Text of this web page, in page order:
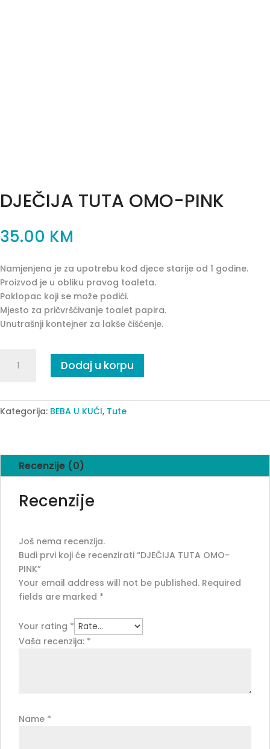
DJEČIJA TUTA OMO-PINK
35.00 KM
Namjenjena je za upotrebu kod djece starije od 1 godine.
Proizvod je u obliku pravog toaleta.
Poklopac koji se može podići.
Mjesto za pričvršćivanje toalet papira.
Unutrašnji kontejner za lakše čišćenje.
TUTA
quantity
Dodaj u korpu
Kategorija: BEBA U KUĆI, Tute
Recenzije (0)
Recenzije
Još nema recenzija.
Budi prvi koji će recenzirati “DJEČIJA TUTA OMO-
PINK”
Your email address will not be published. Required
fields are marked *
Your rating *
Vaša recenzija: *
Name *